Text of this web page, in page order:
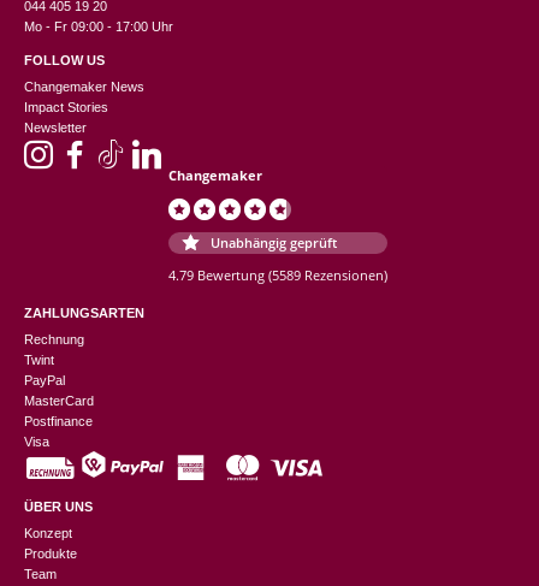
044 405 19 20
Mo - Fr 09:00 - 17:00 Uhr
FOLLOW US
Changemaker News
Impact Stories
Newsletter
Changemaker
Unabhängig geprüft
4.79 Bewertung (5589 Rezensionen)
ZAHLUNGSARTEN
Rechnung
Twint
PayPal
MasterCard
Postfinance
Visa
ÜBER UNS
Konzept
Produkte
Team